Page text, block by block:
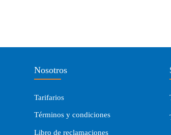
Nosotros
Tarifarios
Términos y condiciones
Libro de reclamaciones